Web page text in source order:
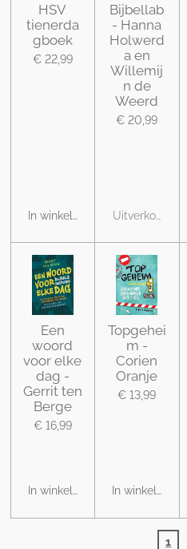
HSV
tienerda
gboek
€ 22,99
In winkelwagen
Bijbellab
- Hanna
Holwerd
a en
Willemij
n de
Weerd
€ 20,99
Uitverkocht
Een
woord
voor elke
dag -
Gerrit ten
Berge
€ 16,99
In winkelwagen
Topgehei
m -
Corien
Oranje
€ 13,99
In winkelwagen
1